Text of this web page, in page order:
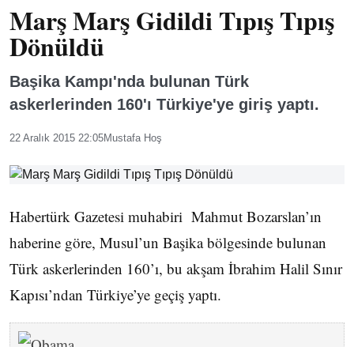
Marş Marş Gidildi Tıpış Tıpış
Dönüldü
Başika Kampı'nda bulunan Türk
askerlerinden 160'ı Türkiye'ye giriş yaptı.
22 Aralık 2015 22:05Mustafa Hoş
Habertürk Gazetesi muhabiri Mahmut Bozarslan’ın
haberine göre, Musul’un Başika bölgesinde bulunan
Türk askerlerinden 160’ı, bu akşam İbrahim Halil Sınır
Kapısı’ndan Türkiye’ye geçiş yaptı.